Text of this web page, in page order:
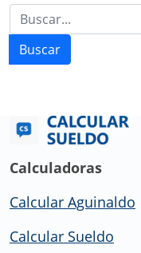
Buscar
Calculadoras
Calcular Aguinaldo
Calcular Sueldo